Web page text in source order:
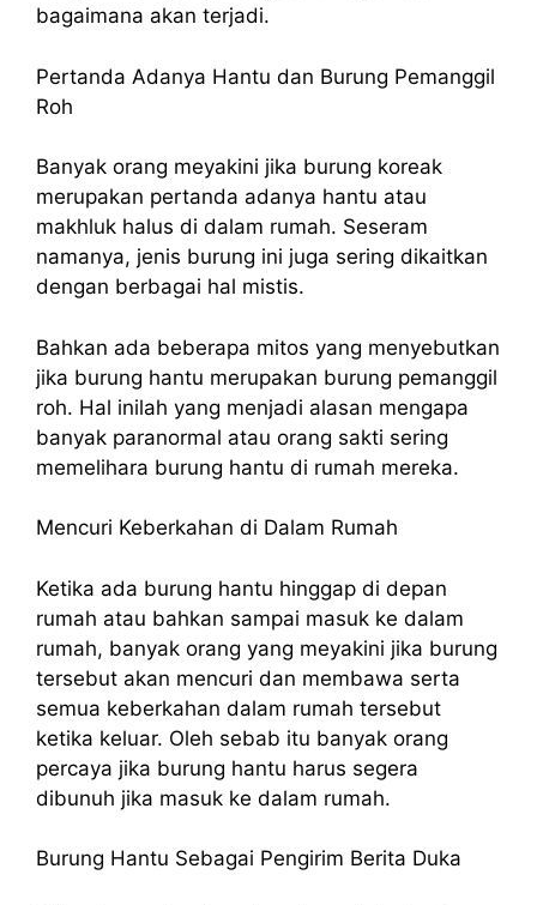
bagaimana akan terjadi.
Pertanda Adanya Hantu dan Burung Pemanggil
Roh
Banyak orang meyakini jika burung koreak
merupakan pertanda adanya hantu atau
makhluk halus di dalam rumah. Seseram
namanya, jenis burung ini juga sering dikaitkan
dengan berbagai hal mistis.
Bahkan ada beberapa mitos yang menyebutkan
jika burung hantu merupakan burung pemanggil
roh. Hal inilah yang menjadi alasan mengapa
banyak paranormal atau orang sakti sering
memelihara burung hantu di rumah mereka.
Mencuri Keberkahan di Dalam Rumah
Ketika ada burung hantu hinggap di depan
rumah atau bahkan sampai masuk ke dalam
rumah, banyak orang yang meyakini jika burung
tersebut akan mencuri dan membawa serta
semua keberkahan dalam rumah tersebut
ketika keluar. Oleh sebab itu banyak orang
percaya jika burung hantu harus segera
dibunuh jika masuk ke dalam rumah.
Burung Hantu Sebagai Pengirim Berita Duka